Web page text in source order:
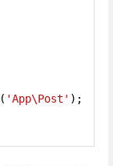
( 'App\Post' );